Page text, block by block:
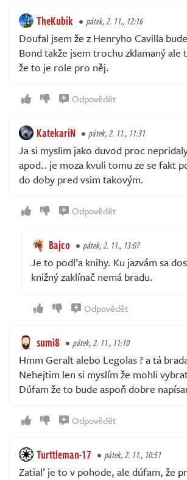
TheKubik pátek, 2. 11., 12:16
Doufal jsem že z Henryho Cavilla
Bond takže jsem trochu zklamaný ale
že to je role pro něj.
Odpovědět
KatekariN pátek, 2. 11., 11:31
Ja si myslim jako duvod proc
apod.. je moza kvuli tomu ze se fakt
do doby pred vsim takovým.
Odpovědět
Bajco pátek, 2. 11., 13:07
Je to podľa knihy. Ku jazvám sa
knižný zaklínač nemá bradu.
Odpovědět
sumi8 pátek, 2. 11., 11:10
Hmm Geralt alebo Legolas ? a tá
Nehejtim len si myslím že mohli
Dúfam že to bude aspoň dobre
Odpovědět
Turttleman-17 pátek, 2. 11., 10:51
Zatiaľ je to v pohode, ale dúfam, že